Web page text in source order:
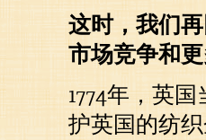
这时，我们
市场竞争和
1774年，英
护英国的纺